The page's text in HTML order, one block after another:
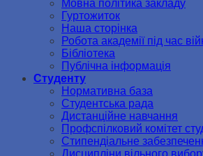
Мовна політика закладу
Гуртожиток
Наша сторінка
Робота академії під час
Бібліотека
Публічна інформація
Студенту
Нормативна база
Студентська рада
Дистанційне навчання
Профспілковий комітет
Стипендіальне